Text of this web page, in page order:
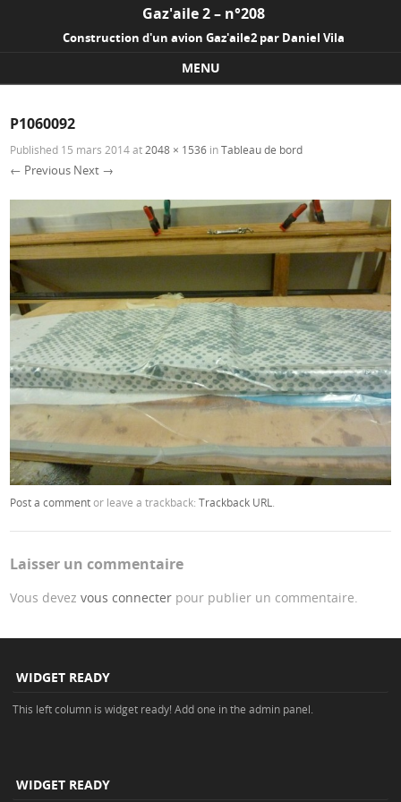
Gaz'aile 2 – n°208
Construction d'un avion Gaz'aile2 par Daniel Vila
MENU
P1060092
Published 15 mars 2014at 2048 × 1536 inTableau de bord
← Previous Next →
Post a commentor leave a trackback:Trackback URL
Laisser un commentaire
Vous devezvous connecter pour publier un commentaire.
WIDGET READY
This left column is widget ready! Add one in the admin panel.
WIDGET READY